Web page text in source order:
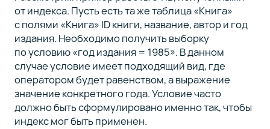
от индекса. Пусть есть та же таблица «Книга»
с полями «Книга» ID книги, название, автор и год
издания. Необходимо получить выборку
по условию «год издания = 1985». В данном
случае условие имеет подходящий вид, где
оператором будет равенством, а выражение
значение конкретного года. Условие часто
должно быть сформулировано именно так, чтобы
индекс мог быть применен.